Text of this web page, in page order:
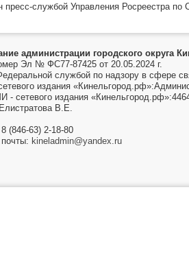
пресс-службой Управления Росреестра по
администрации городского округа
Эл № ФС77-87425 от 20.05.2024 г.
службой по надзору в сфере
издания
- сетевого издания
В.Е.
(846-63) 2-18-80
kineladmin@yandex.ru